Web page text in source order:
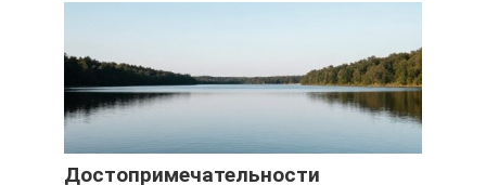
Достопримечательности